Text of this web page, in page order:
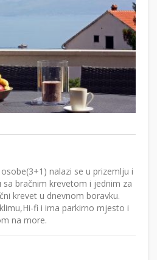
nalazi se u prizemlju i
bračnim krevetom i jednim za
krevet u dnevnom boravku.
fi i ima parkirno mjesto i
na more.